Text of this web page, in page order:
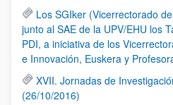
Los SGIker (Vicerrectorado
junto al SAE de la UPV/EHU los
PDI, a iniciativa de los
e Innovación, Euskera y
XVII. Jornadas de
(26/10/2016)